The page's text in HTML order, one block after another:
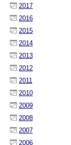
2017
2016
2015
2014
2013
2012
2011
2010
2009
2008
2007
2006